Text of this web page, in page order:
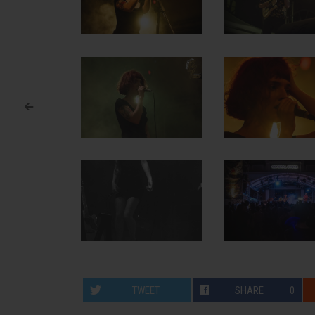
Post navigation
<
TWEET SHARE 0